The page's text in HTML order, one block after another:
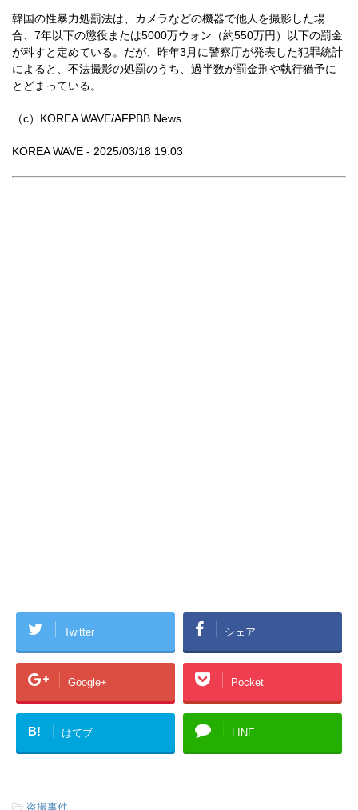
韓国の性暴力処罰法は、カメラなどの機器で他人を撮影した場
合、7年以下の懲役または5000万ウォン（約550万円）以下の罰金
が科すと定めている。だが、昨年3月に警察庁が発表した犯罪統計
によると、不法撮影の処罰のうち、過半数が罰金刑や執行猶予に
とどまっている。
（c）KOREA WAVE/AFPBB News
KOREA WAVE - 2025/03/18 19:03
Twitter シェア
Google+ Pocket
B! はてブ LINE
-盗撮事件